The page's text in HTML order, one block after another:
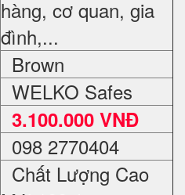
hàng, cơ quan, gia
đình,...
Brown
WELKO Safes
3.100.000 VNĐ
098 2770404
Chất Lượng Cao